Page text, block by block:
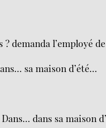
demanda l’employé
sa maison d’été…
dans sa maison